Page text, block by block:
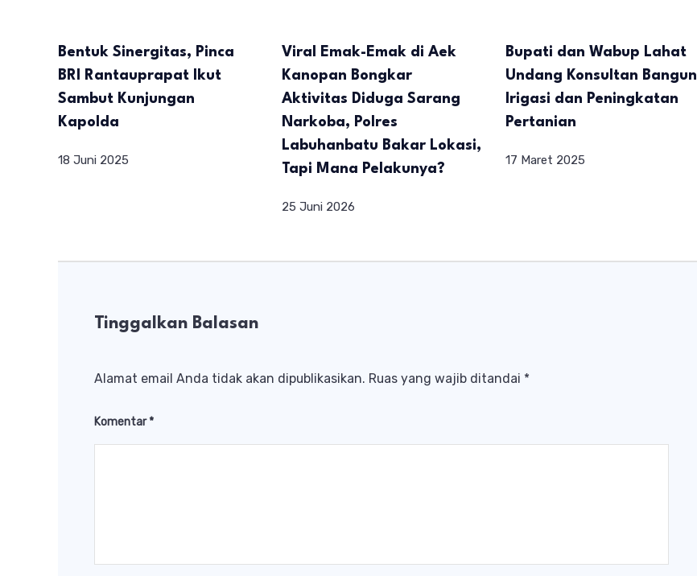
Bentuk Sinergitas, Pinca
BRI Rantauprapat Ikut
Sambut Kunjungan
Kapolda
18 Juni 2025
Viral Emak-Emak di Aek
Kanopan Bongkar
Aktivitas Diduga Sarang
Narkoba, Polres
Labuhanbatu Bakar Lokasi,
Tapi Mana Pelakunya?
25 Juni 2026
Bupati dan Wabup Lahat
Undang Konsultan Bangun
Irigasi dan Peningkatan
Pertanian
17 Maret 2025
Tinggalkan Balasan
Alamat email Anda tidak akan dipublikasikan. Ruas yang wajib ditandai *
Komentar*